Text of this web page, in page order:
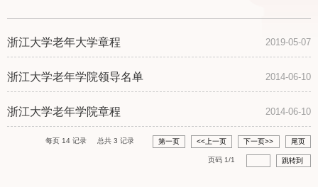
浙江大学老年大学章程 2019-05-07
浙江大学老年学院领导名单 2014-06-10
浙江大学老年学院章程 2014-06-10
每页 14记录 总共 3 记录 第一页 <<上一页 下一页>> 尾页
页码 1/1 跳转到